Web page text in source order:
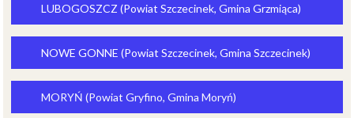
LUBOGOSZCZ (Powiat Szczecinek, Gmina Grzmiąca)
NOWE GONNE (Powiat Szczecinek, Gmina Szczecinek)
MORYŃ (Powiat Gryfino, Gmina Moryń)